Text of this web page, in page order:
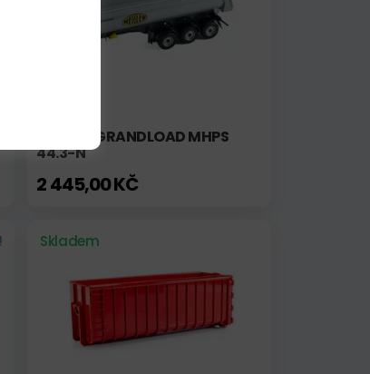
MEILLER GRANDLOAD MHPS
44.3-N
2 445,00 KČ
Skladem